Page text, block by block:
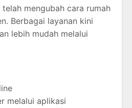
mengubah cara rumah
Berbagai layanan kini
lebih mudah melalui
melalui aplikasi